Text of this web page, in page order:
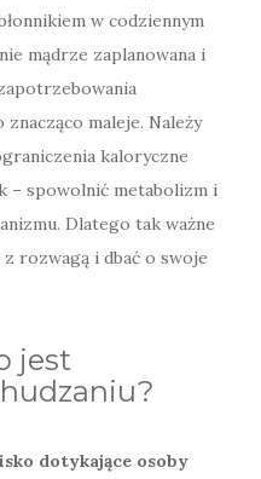
w codziennym
mądrze zaplanowana i
maleje. Należy
kaloryczne
– spowolnić metabolizm i
Dlatego tak ważne
rozwagą i dbać o swoje
jest
dotykające osoby